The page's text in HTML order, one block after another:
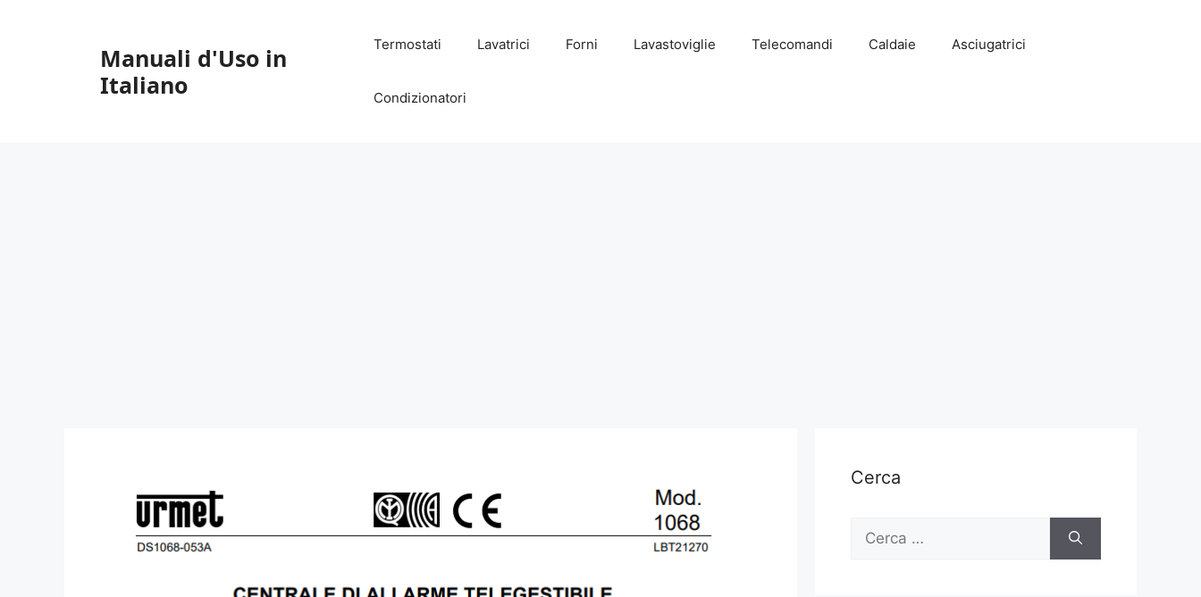
Manuali d'Uso in
Italiano
Termostati Lavatrici Forni Lavastoviglie Telecomandi Caldaie Asciugatrici
Condizionatori
Cerca
Ricerca